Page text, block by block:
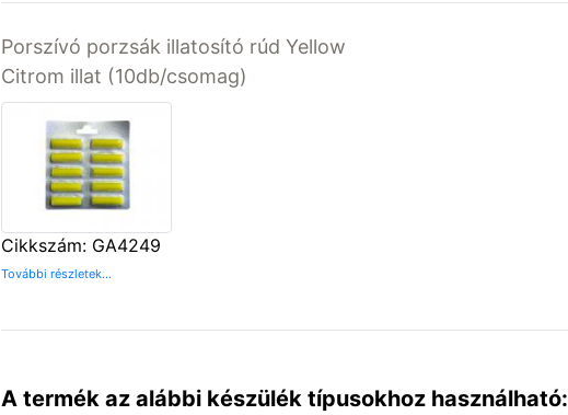
Porszívó porzsák illatosító rúd Yellow
Citrom illat (10db/csomag)
Cikkszám: GA4249
További részletek...
A termék az alábbi készülék típusokhoz használható: